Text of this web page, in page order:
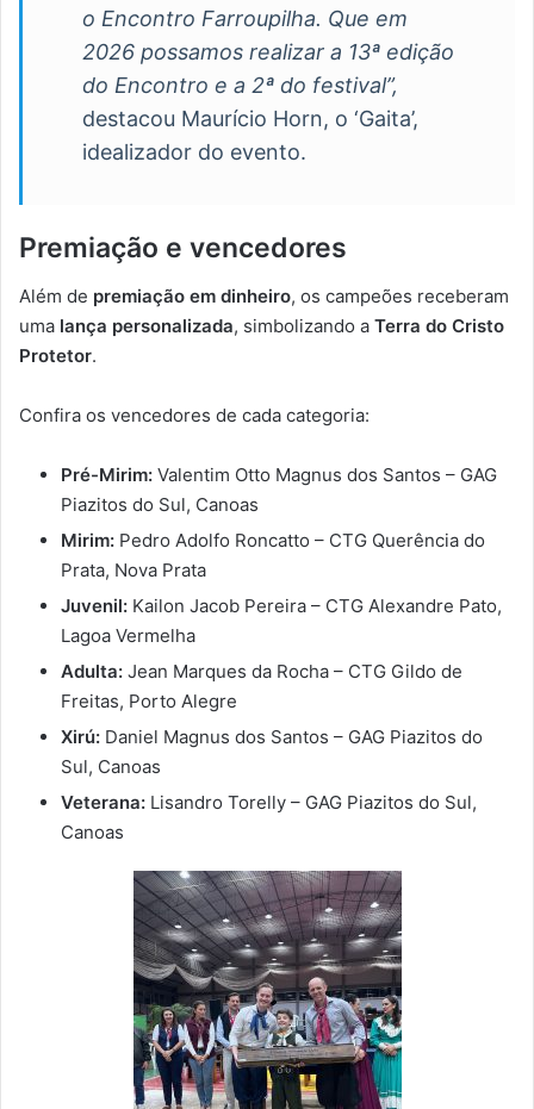
o Encontro Farroupilha. Que em
2026 possamos realizar a 13ª edição
do Encontro e a 2ª do festival”,
destacou Maurício Horn, o ‘Gaita’,
idealizador do evento.
Premiação e vencedores
Além de premiação em dinheiro, os campeões receberam
uma lança personalizada, simbolizando a Terra do Cristo
Protetor.
Confira os vencedores de cada categoria:
Pré-Mirim: Valentim Otto Magnus dos Santos – GAG
Piazitos do Sul, Canoas
Mirim: Pedro Adolfo Roncatto – CTG Querência do
Prata, Nova Prata
Juvenil: Kailon Jacob Pereira – CTG Alexandre Pato,
Lagoa Vermelha
Adulta: Jean Marques da Rocha – CTG Gildo de
Freitas, Porto Alegre
Xirú: Daniel Magnus dos Santos – GAG Piazitos do
Sul, Canoas
Veterana: Lisandro Torelly – GAG Piazitos do Sul,
Canoas